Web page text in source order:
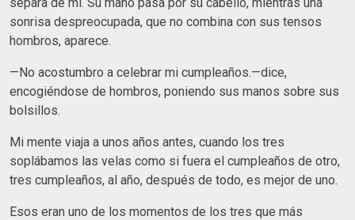
sonrisa despreocupada, que no combina con sus tensos
hombros, aparece.
—No acostumbro a celebrar mi cumpleaños.—dice,
encogiéndose de hombros, poniendo sus manos sobre sus
bolsillos.
Mi mente viaja a unos años antes, cuando los tres
soplábamos las velas como si fuera el cumpleaños de otro,
tres cumpleaños, al año, después de todo, es mejor de uno.
Esos eran uno de los momentos de los tres que más